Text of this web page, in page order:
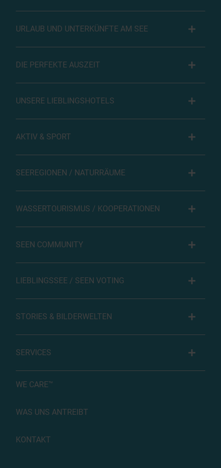
URLAUB UND UNTERKÜNFTE AM SEE
DIE PERFEKTE AUSZEIT
UNSERE LIEBLINGSHOTELS
AKTIV & SPORT
SEEREGIONEN / NATURRÄUME
WASSERTOURISMUS / KOOPERATIONEN
SEEN COMMUNITY
LIEBLINGSSEE / SEEN VOTING
STORIES & BILDERWELTEN
SERVICES
WE CARE™
WAS UNS ANTREIBT
KONTAKT